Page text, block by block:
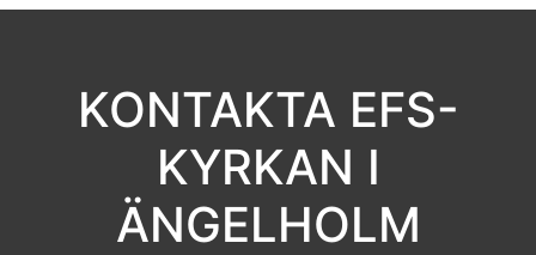
KONTAKTA EFS-
KYRKAN I
ÄNGELHOLM